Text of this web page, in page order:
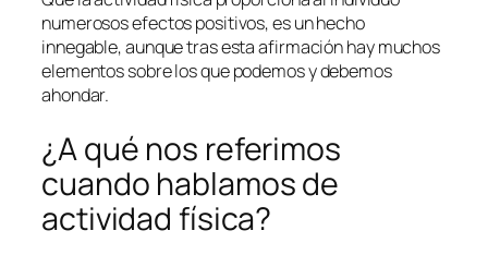
numerosos efectos positivos, es un hecho
innegable, aunque tras esta afirmación hay muchos
elementos sobre los que podemos y debemos
ahondar.
¿A qué nos referimos
cuando hablamos de
actividad física?